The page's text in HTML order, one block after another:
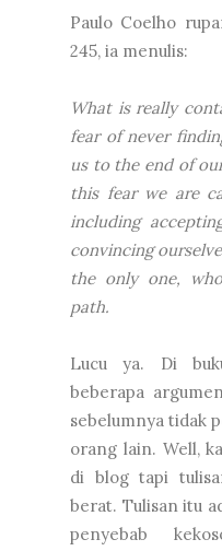
Paulo Coelho
245, ia menulis:
What is really
fear of never
us to the end of
this fear we are
including
convincing
the only one,
path.
Lucu ya. Di
beberapa
sebelumnya tidak
orang lain. Well,
di blog tapi
berat. Tulisan itu
penyebab